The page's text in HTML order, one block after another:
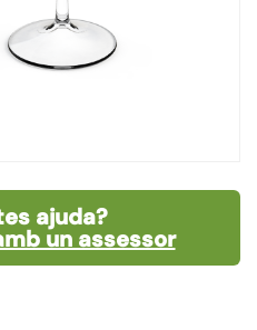
ajuda?
un assessor